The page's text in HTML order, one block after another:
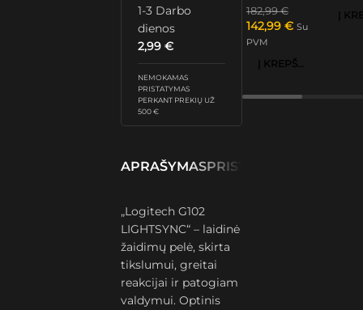
1-3 Darbo
dienos
2,99€
NEMOKAMAS
PRISTATYMAS
PERKANT PREKIŲ UŽ
500 €
APRAŠYMASPRISTATYMAS IR
„Logitech G102
LIGHTSYNC“ – laidinė
žaidimų pelė, skirta
tikslumui, greitai
reakcijai ir patogiam
valdymui. Optinis
182,99€
142,99 € Su
PVM
Į KREPŠELĮ